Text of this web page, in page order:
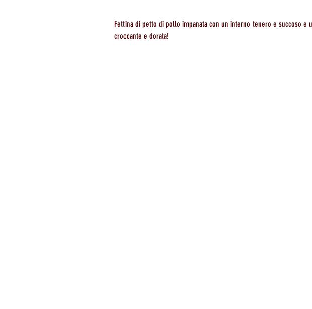
Fettina di petto di pollo impanata con un interno tenero e succoso e
croccante e dorata!